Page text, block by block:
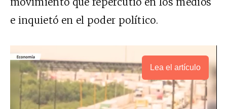
e inquietó en el poder político.
Lea el artículo